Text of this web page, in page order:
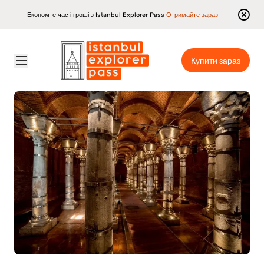
Економте час і гроші з Istanbul Explorer Pass Отримайте зараз
Купити зараз
Istanbul Explorer Pass \ Достопримітності Вхідний квиток до цистерни Сере́фіє (Феодосія)